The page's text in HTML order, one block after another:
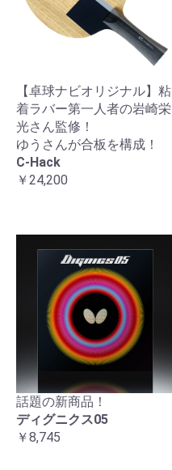
【卓球ナビオリジナル】粘
着ラバー第一人者の岩崎栄
光さん監修！
ゆうさんが合板を構成！
C-Hack
￥24,200
話題の新商品！
ディグニクス05
￥8,745